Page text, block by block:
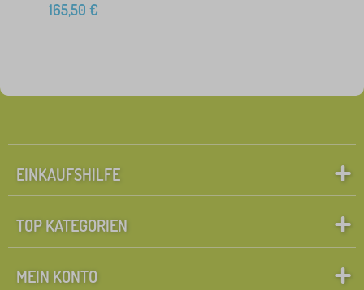
165,50 €
EINKAUFSHILFE
TOP KATEGORIEN
MEIN KONTO